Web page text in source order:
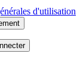
d'utilisation